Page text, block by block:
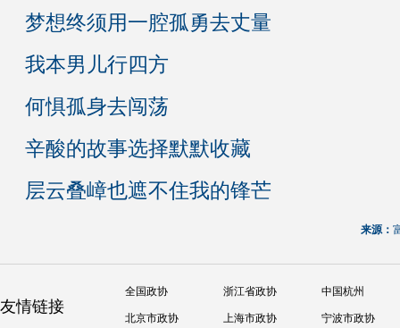
梦想终须用一腔孤勇去丈量
我本男儿行四方
何惧孤身去闯荡
辛酸的故事选择默默收藏
层云叠嶂也遮不住我的锋芒
来源：